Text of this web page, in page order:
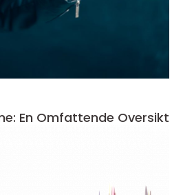
En Omfattende Oversikt